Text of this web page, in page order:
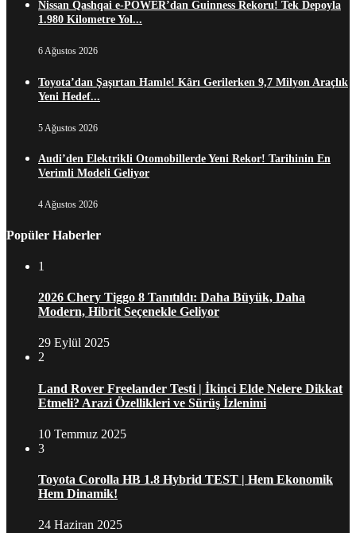
Nissan Qashqai e-POWER’dan Guinness Rekoru! Tek Depoyla
1.980 Kilometre Yol...
6 Ağustos 2026
Toyota’dan Şaşırtan Hamle! Kârı Gerilerken 9,7 Milyon Araçlık
Yeni Hedef...
5 Ağustos 2026
Audi’den Elektrikli Otomobillerde Yeni Rekor! Tarihinin En
Verimli Modeli Geliyor
4 Ağustos 2026
Popüler Haberler
1
2026 Chery Tiggo 8 Tanıtıldı: Daha Büyük, Daha
Modern, Hibrit Seçenekle Geliyor
29 Eylül 2025
2
Land Rover Freelander Testi | İkinci Elde Nelere Dikkat
Etmeli? Arazi Özellikleri ve Sürüş İzlenimi
10 Temmuz 2025
3
Toyota Corolla HB 1.8 Hybrid TEST | Hem Ekonomik
Hem Dinamik!
24 Haziran 2025